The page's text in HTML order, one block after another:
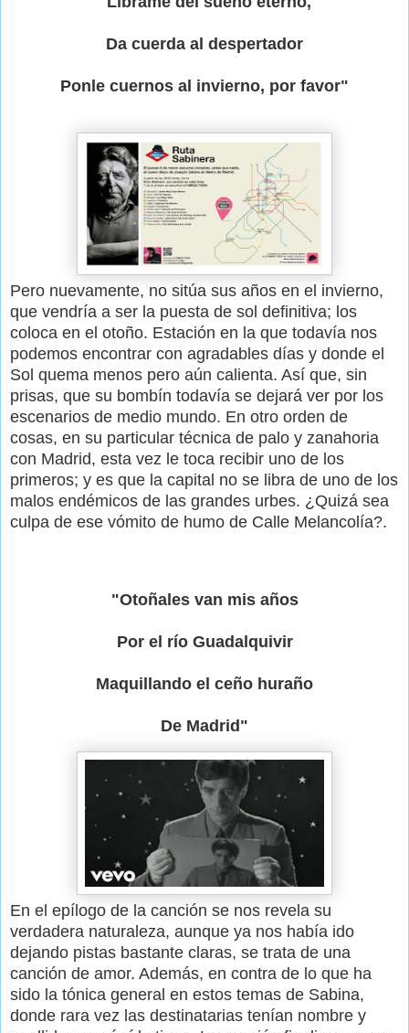
Da cuerda al despertador
Ponle cuernos al invierno, por favor"
Pero nuevamente, no sitúa sus años en el invierno,
que vendría a ser la puesta de sol definitiva; los
coloca en el otoño. Estación en la que todavía nos
podemos encontrar con agradables días y donde el
Sol quema menos pero aún calienta. Así que, sin
prisas, que su bombín todavía se dejará ver por los
escenarios de medio mundo. En otro orden de
cosas, en su particular técnica de palo y zanahoria
con Madrid, esta vez le toca recibir uno de los
primeros; y es que la capital no se libra de uno de los
malos endémicos de las grandes urbes. ¿Quizá sea
culpa de ese vómito de humo de Calle Melancolía?.
"Otoñales van mis años
Por el río Guadalquivir
Maquillando el ceño huraño
De Madrid"
En el epílogo de la canción se nos revela su
verdadera naturaleza, aunque ya nos había ido
dejando pistas bastante claras, se trata de una
canción de amor. Además, en contra de lo que ha
sido la tónica general en estos temas de Sabina,
donde rara vez las destinatarias tenían nombre y